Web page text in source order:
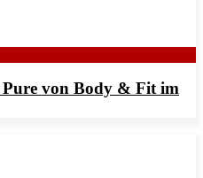
von Body & Fit im